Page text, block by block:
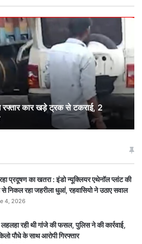
रफ्तार कार खड़े ट्रक से टकराई, 2
प्रदूषण का खतरा : इंडो न्यूक्लियर एथेनॉल प्लांट की
से निकल रहा जहरीला धुआं, रहवासियो ने उठाए सवाल
4, 2026
रही थी गांजे की फसल, पुलिस ने की कार्रवाई,
पौधे के साथ आरोपी गिरफ्तार